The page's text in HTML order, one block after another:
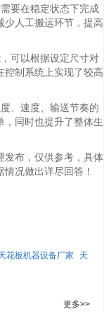
要在稳定状态下完成
人工搬运环节，提高
可以根据设定尺寸对
制系统上实现了较高
、速度、输送节奏的
同时也提升了整体生
发布，仅供参考，具体
况做出详尽回答！
花板机器设备厂家 天
更多>>